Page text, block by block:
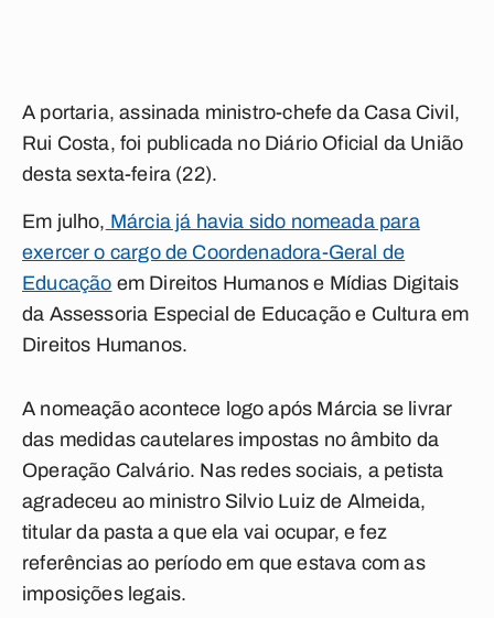
A portaria, assinada ministro-chefe da Casa Civil,
Rui Costa, foi publicada no Diário Oficial da União
desta sexta-feira (22).
Em julho, Márcia já havia sido nomeada para
exercer o cargo de Coordenadora-Geral de
Educação em Direitos Humanos e Mídias Digitais
da Assessoria Especial de Educação e Cultura em
Direitos Humanos.
A nomeação acontece logo após Márcia se livrar
das medidas cautelares impostas no âmbito da
Operação Calvário. Nas redes sociais, a petista
agradeceu ao ministro Silvio Luiz de Almeida,
titular da pasta a que ela vai ocupar, e fez
referências ao período em que estava com as
imposições legais.